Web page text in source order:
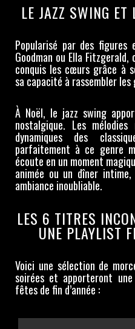
LE JAZZ SWING ET
Popularisé par des figures
Goodman ou Ella
conquis les cœurs grâce à
sa capacité à rassembler les
À Noël, le jazz swing
nostalgique. Les
dynamiques des
parfaitement à ce genre
écoute en un moment
animée ou un dîner
ambiance inoubliable.
LES 6 TITRES
UNE PLAYLIST
Voici une sélection de
soirées et apporteront
fêtes de fin d’année :